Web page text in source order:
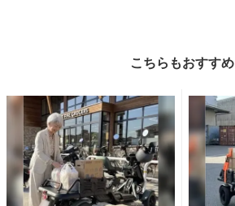
こちらもおすすめ